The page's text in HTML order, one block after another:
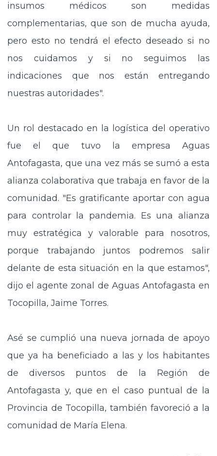
insumos médicos son medidas
complementarias, que son de mucha ayuda,
pero esto no tendrá el efecto deseado si no
nos cuidamos y si no seguimos las
indicaciones que nos están entregando
nuestras autoridades".
Un rol destacado en la logística del operativo
fue el que tuvo la empresa Aguas
Antofagasta, que una vez más se sumó a esta
alianza colaborativa que trabaja en favor de la
comunidad. "Es gratificante aportar con agua
para controlar la pandemia. Es una alianza
muy estratégica y valorable para nosotros,
porque trabajando juntos podremos salir
delante de esta situación en la que estamos",
dijo el agente zonal de Aguas Antofagasta en
Tocopilla, Jaime Torres.
Asé se cumplió una nueva jornada de apoyo
que ya ha beneficiado a las y los habitantes
de diversos puntos de la Región de
Antofagasta y, que en el caso puntual de la
Provincia de Tocopilla, también favoreció a la
comunidad de María Elena.